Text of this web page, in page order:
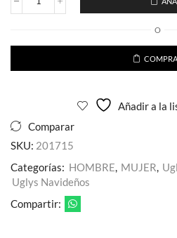
Ugly
Navidad
O
Añadir a la
Comparar
SKU: 201715
Categorías: HOMBRE, MUJER,
Uglys Navideños
Compartir: